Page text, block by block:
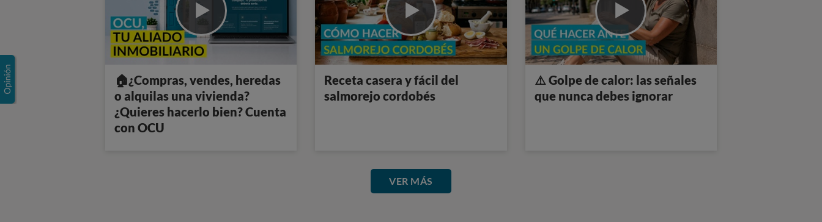
🏠¿Compras, vendes, heredas
o alquilas una vivienda?
¿Quieres hacerlo bien? Cuenta
con OCU
Receta casera y fácil del
salmorejo cordobés
⚠️ Golpe de calor: las señales
que nunca debes ignorar
VER MÁS